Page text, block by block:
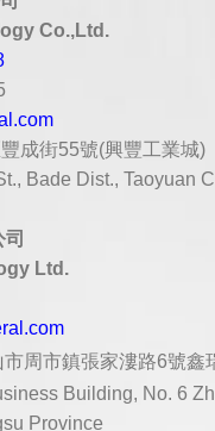
Co.,Ltd.
成街55號(興豐工業城)
Bade Dist., Taoyuan
Ltd.
周市鎮張家漊路6號鑫
Building, No. 6
Province